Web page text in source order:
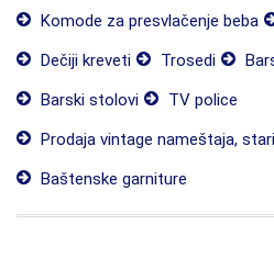
Komode za presvlačenje beba
Dečiji kreveti
Trosedi
Barski stolovi
TV police
Prodaja vintage nameštaja,
Baštenske garniture